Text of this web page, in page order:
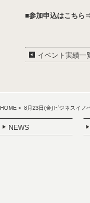
■参加申込はこちら
イベント実績一
HOME > 8月23日(金)ビジネスイノ
NEWS